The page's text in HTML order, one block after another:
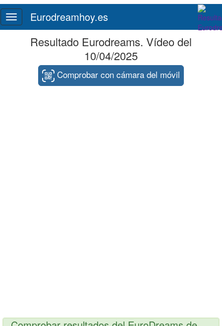
Toggle
navigation
Eurodreamhoy.es
Resultado Eurodreams. Vídeo del
10/04/2025
Comprobar con cámara del móvil